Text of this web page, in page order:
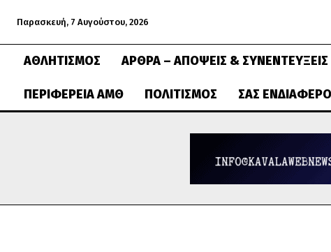
Παρασκευή, 7 Αυγούστου, 2026
ΑΘΛΗΤΙΣΜΌΣ ΆΡΘΡΑ – ΑΠΌΨΕΙΣ & ΣΥΝΕΝΤΕΎΞΕΙΣ
ΠΕΡΙΦΈΡΕΙΑ ΑΜΘ ΠΟΛΙΤΙΣΜΌΣ ΣΑΣ